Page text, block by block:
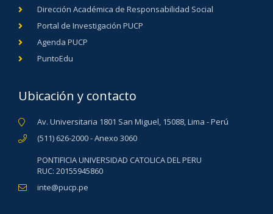
Dirección Académica de Responsabilidad Social
Portal de Investigación PUCP
Agenda PUCP
PuntoEdu
Ubicación y contacto
Av. Universitaria 1801 San Miguel, 15088, Lima - Perú
(511) 626-2000 - Anexo 3060
PONTIFICIA UNIVERSIDAD CATOLICA DEL PERU
RUC: 20155945860
inte@pucp.pe